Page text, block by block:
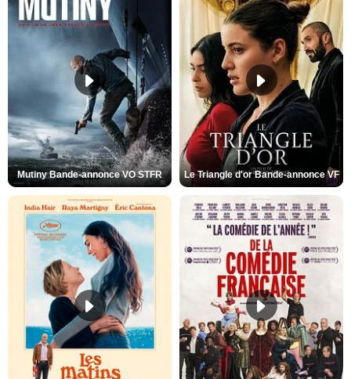
Mutiny Bande-annonce VO STFR Le Triangle d'or Bande-annonce VF